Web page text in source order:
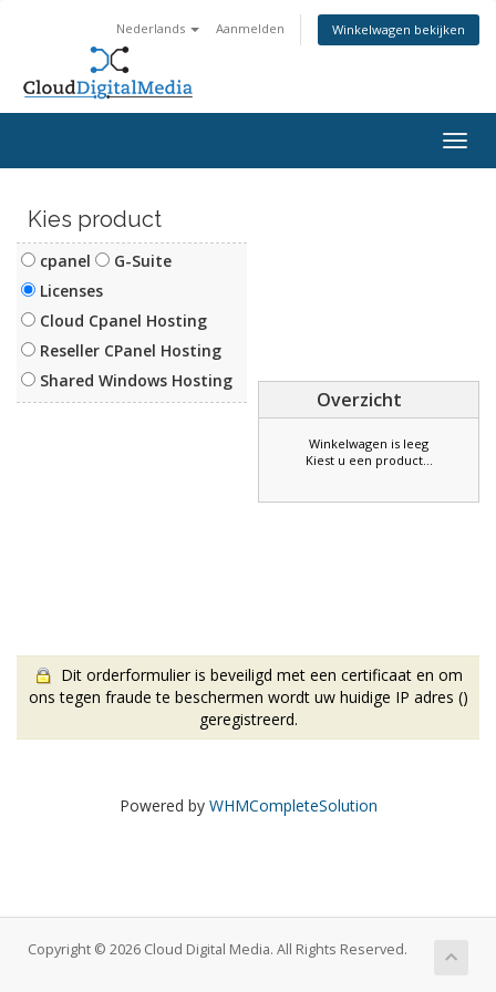
Nederlands Aanmelden Winkelwagen bekijken
Kies product
cpanel
G-Suite
Licenses
Cloud Cpanel Hosting
Reseller CPanel Hosting
Shared Windows Hosting
Overzicht
Winkelwagen is leeg
Kiest u een product...
Dit orderformulier is beveiligd met een certificaat en om
ons tegen fraude te beschermen wordt uw huidige IP adres ()
geregistreerd.
Powered by WHMCompleteSolution
Copyright © 2026 Cloud Digital Media. All Rights Reserved.